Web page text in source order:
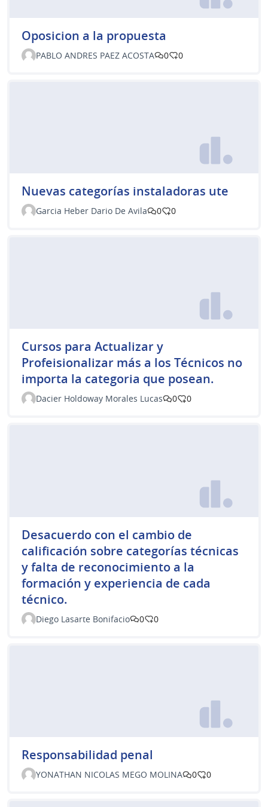
Oposicion a la propuesta
PABLO ANDRES PAEZ ACOSTA 0 0
Nuevas categorías instaladoras ute
Garcia Heber Dario De Avila 0 0
Cursos para Actualizar y
Profeisionalizar más a los Técnicos no
importa la categoria que posean.
Dacier Holdoway Morales Lucas 0 0
Desacuerdo con el cambio de
calificación sobre categorías técnicas
y falta de reconocimiento a la
formación y experiencia de cada
técnico.
Diego Lasarte Bonifacio 0 0
Responsabilidad penal
YONATHAN NICOLAS MEGO MOLINA 0 0